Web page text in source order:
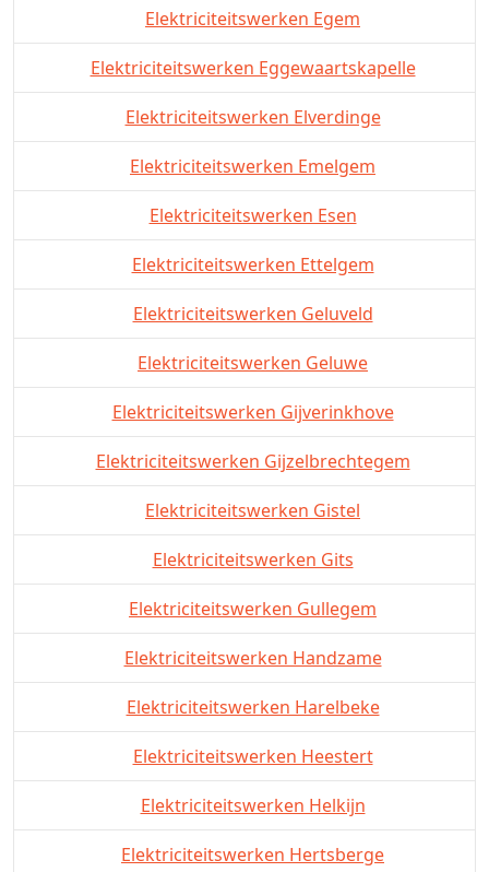
Elektriciteitswerken Egem
Elektriciteitswerken Eggewaartskapelle
Elektriciteitswerken Elverdinge
Elektriciteitswerken Emelgem
Elektriciteitswerken Esen
Elektriciteitswerken Ettelgem
Elektriciteitswerken Geluveld
Elektriciteitswerken Geluwe
Elektriciteitswerken Gijverinkhove
Elektriciteitswerken Gijzelbrechtegem
Elektriciteitswerken Gistel
Elektriciteitswerken Gits
Elektriciteitswerken Gullegem
Elektriciteitswerken Handzame
Elektriciteitswerken Harelbeke
Elektriciteitswerken Heestert
Elektriciteitswerken Helkijn
Elektriciteitswerken Hertsberge